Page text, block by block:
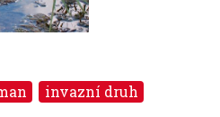
invazní druh